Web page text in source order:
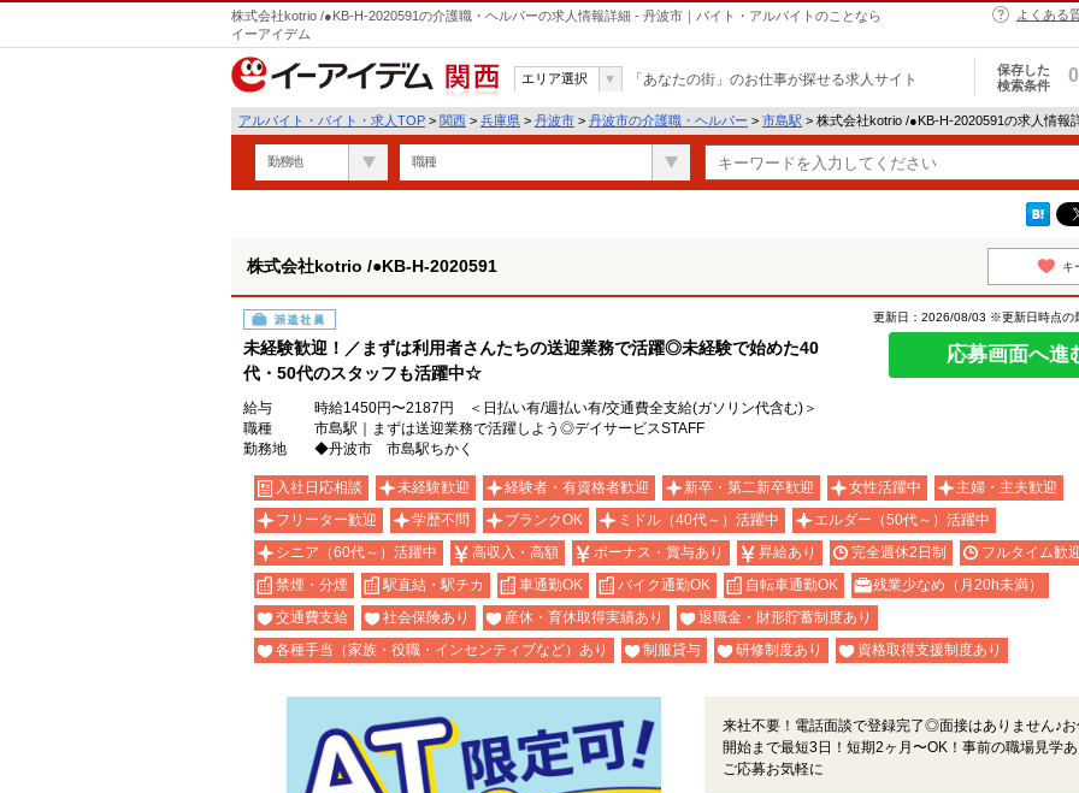
株式会社kotrio /●KB-H-2020591の介護職・ヘルパーの求人情報詳細 - 丹波市｜バイト・アルバイトのことなら
イーアイデム
よくある
関西
エリア選択 「あなたの街」のお仕事が探せる求人サイト
保存した
検索条件
0
アルバイト・バイト・求人TOP > 関西 > 兵庫県 > 丹波市 > 丹波市の介護職・ヘルパー > 市島駅 > 株式会社kotrio /●KB-H-2020591の求人情報
勤務地 職種
株式会社kotrio /●KB-H-2020591 キ
派遣社員
未経験歓迎！／まずは利用者さんたちの送迎業務で活躍◎未経験で始めた40
代・50代のスタッフも活躍中☆
更新日：2026/08/03 ※更新日時点の
応募画面へ進
給与
時給1450円〜2187円 ＜日払い有/週払い有/交通費全支給(ガソリン代含む)＞
職種
市島駅｜まずは送迎業務で活躍しよう◎デイサービスSTAFF
勤務地
◆丹波市 市島駅ちかく
入社日応相談 未経験歓迎 経験者・有資格者歓迎 新卒・第二新卒歓迎 女性活躍中
主婦・主夫歓迎
フリーター歓迎
学歴不問 ブランクOK ミドル（40代～）活躍中
エルダー（50代～）活躍中
シニア（60代～）活躍中
高収入・高額 ボーナス・賞与あり 昇給あり 完全週休2日制
フルタイム歓
禁煙・分煙
駅直結・駅チカ 車通勤OK バイク通勤OK 自転車通勤OK
残業少なめ（月20h未満）
交通費支給
社会保険あり 産休・育休取得実績あり
退職金・財形貯蓄制度あり
各種手当（家族・役職・インセンティブなど）あり
制服貸与 研修制度あり 資格取得支援制度あり
来社不要！電話面談で登録完了◎面接はありません♪お
開始まで最短3日！短期2ヶ月〜OK！事前の職場見学あ
ご応募お気軽に